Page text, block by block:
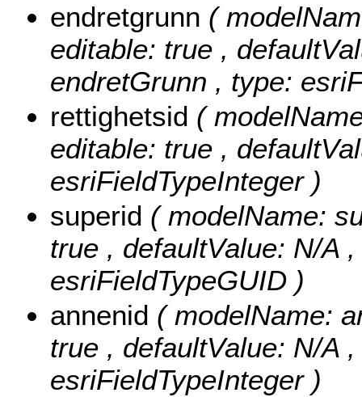
endretgrunn (
editable: true ,
endretGrunn , type:
rettighetsid (
editable: true ,
esriFieldTypeInteger )
superid ( modelName:
true , defaultValue: N/A
esriFieldTypeGUID )
annenid ( modelName:
true , defaultValue: N/A
esriFieldTypeInteger )